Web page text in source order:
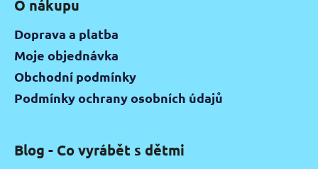
O nákupu
Doprava a platba
Moje objednávka
Obchodní podmínky
Podmínky ochrany osobních údajů
Blog - Co vyrábět s dětmi